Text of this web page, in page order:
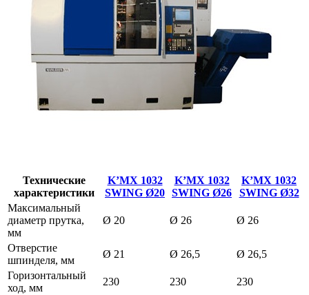
Технические
характеристики
K’MX 1032
SWING Ø20
K’MX 1032
SWING Ø26
K’MX 1032
SWING Ø32
Максимальный
диаметр прутка,
мм
Ø 20 Ø 26 Ø 26
Отверстие
шпинделя, мм
Ø 21 Ø 26,5
Ø 26,5
Горизонтальный
ход, мм
230 230
230